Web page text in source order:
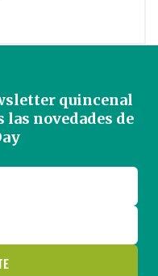
quincenal
las novedades de